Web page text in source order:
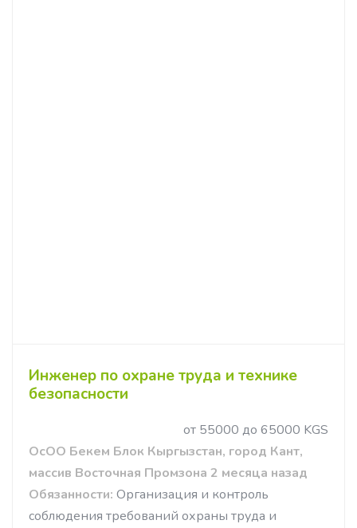
Инженер по охране труда и технике
безопасности
от 55000 до 65000 KGS
ОсОО Бекем Блок Кыргызстан, город Кант,
массив Восточная Промзона 2 месяца назад
Обязанности: Организация и контроль
соблюдения требований охраны труда и